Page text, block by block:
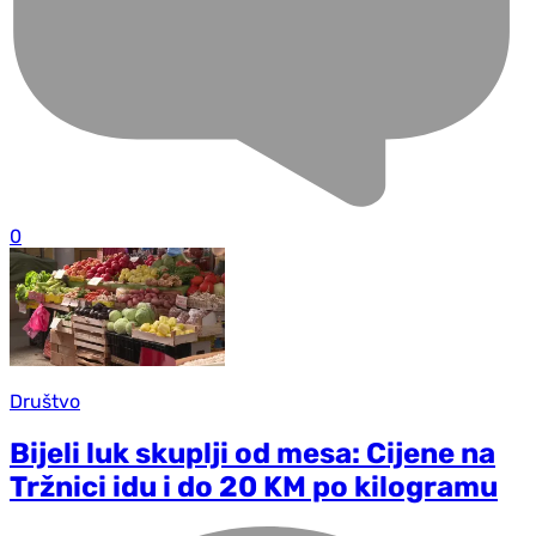
0
Društvo
Bijeli luk skuplji od mesa: Cijene na
Tržnici idu i do 20 KM po kilogramu